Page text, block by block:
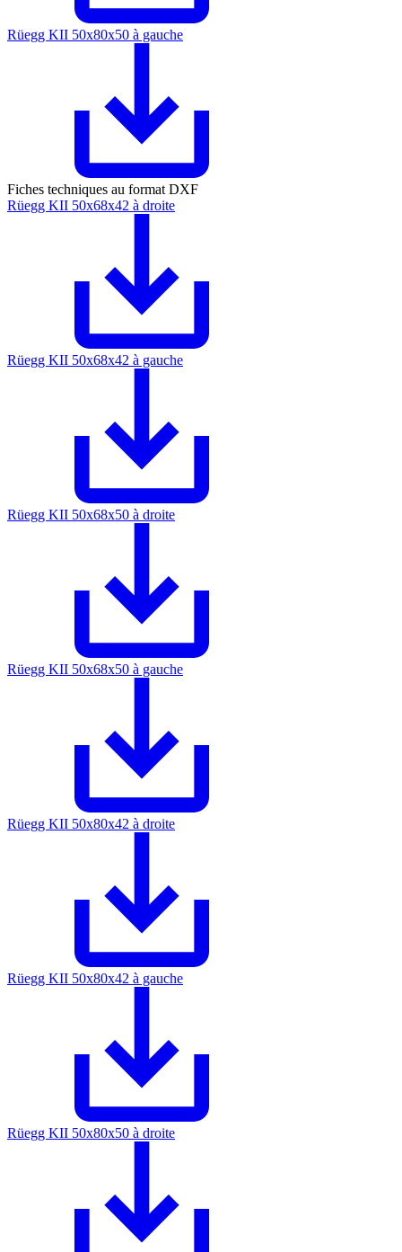
Rüegg KII 50x80x50 à gauche
Fiches techniques au format DXF
Rüegg KII 50x68x42 à droite
Rüegg KII 50x68x42 à gauche
Rüegg KII 50x68x50 à droite
Rüegg KII 50x68x50 à gauche
Rüegg KII 50x80x42 à droite
Rüegg KII 50x80x42 à gauche
Rüegg KII 50x80x50 à droite